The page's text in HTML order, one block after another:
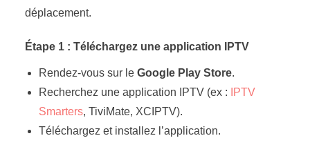
déplacement.
Étape 1 : Téléchargez une application IPTV
Rendez-vous sur le Google Play Store.
Recherchez une application IPTV (ex :
IPTV
Smarters, TiviMate, XCIPTV).
Téléchargez et installez l’application.